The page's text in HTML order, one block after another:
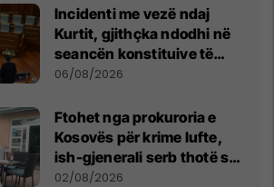
Incidenti me vezë ndaj
Kurtit, gjithçka ndodhi në
seancën konstituive të
Kuvendit
06/08/2026
Ftohet nga prokuroria e
Kosovës për krime lufte,
ish-gjenerali serb thotë se
dikush e tradhtoi në
02/08/2026